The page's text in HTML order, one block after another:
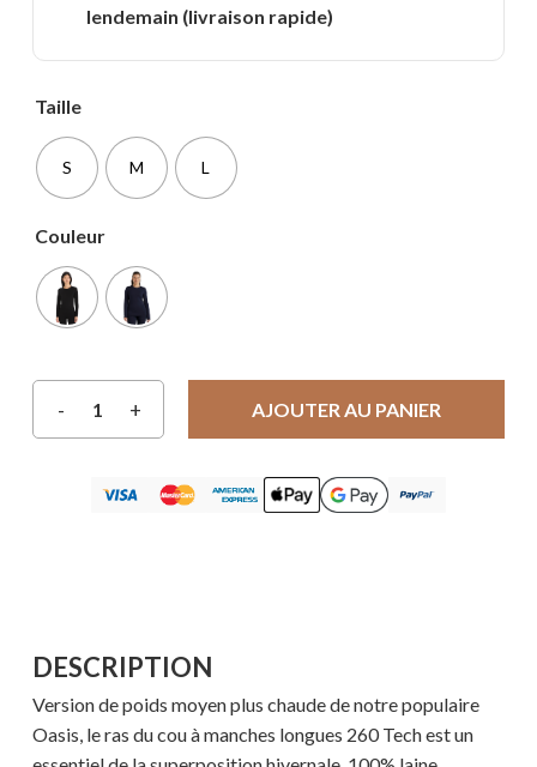
lendemain (livraison rapide)
Taille
S M L
Couleur
AJOUTER AU PANIER
DESCRIPTION
Version de poids moyen plus chaude de notre populaire
Oasis, le ras du cou à manches longues 260 Tech est un